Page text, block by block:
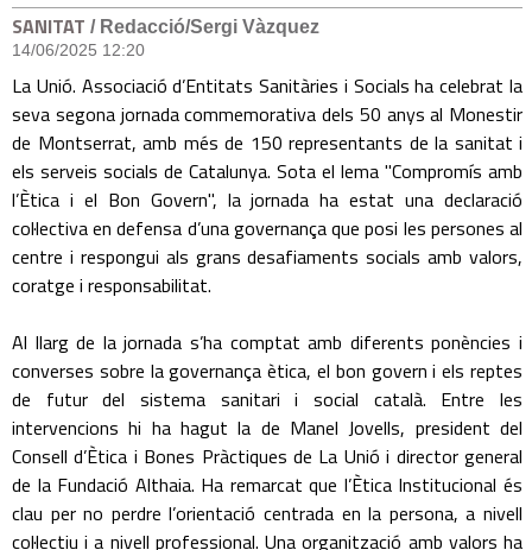
SANITAT / Redacció/Sergi Vàzquez
14/06/2025 12:20
La Unió. Associació d’Entitats Sanitàries i Socials ha celebrat la
seva segona jornada commemorativa dels 50 anys al Monestir
de Montserrat, amb més de 150 representants de la sanitat i
els serveis socials de Catalunya. Sota el lema "Compromís amb
l’Ètica i el Bon Govern", la jornada ha estat una declaració
col·lectiva en defensa d’una governança que posi les persones al
centre i respongui als grans desafiaments socials amb valors,
coratge i responsabilitat.
Al llarg de la jornada s’ha comptat amb diferents ponències i
converses sobre la governança ètica, el bon govern i els reptes
de futur del sistema sanitari i social català. Entre les
intervencions hi ha hagut la de Manel Jovells, president del
Consell d’Ètica i Bones Pràctiques de La Unió i director general
de la Fundació Althaia. Ha remarcat que l’Ètica Institucional és
clau per no perdre l’orientació centrada en la persona, a nivell
col·lectiu i a nivell professional. Una organització amb valors ha